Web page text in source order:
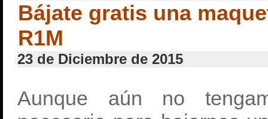
Bájate gratis una
R1M
23 de Diciembre de 2015
Aunque aún no